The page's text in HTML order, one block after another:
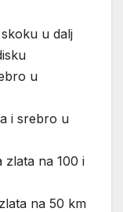
u dalj
u
i srebro u
zlata na 100 i
na 50 km